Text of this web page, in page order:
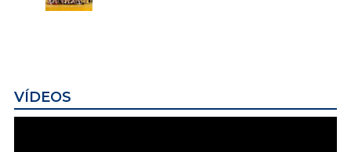
VÍDEOS